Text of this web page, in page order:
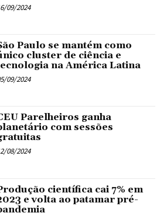
09/2024
Paulo se mantém como
cluster de ciência e
na América Latina
09/2024
Parelheiros ganha
com sessões
08/2024
científica cai 7% em
e volta ao patamar pré-